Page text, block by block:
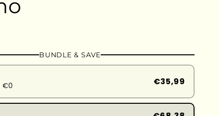
BUNDLE & SAVE
€0 €35,99